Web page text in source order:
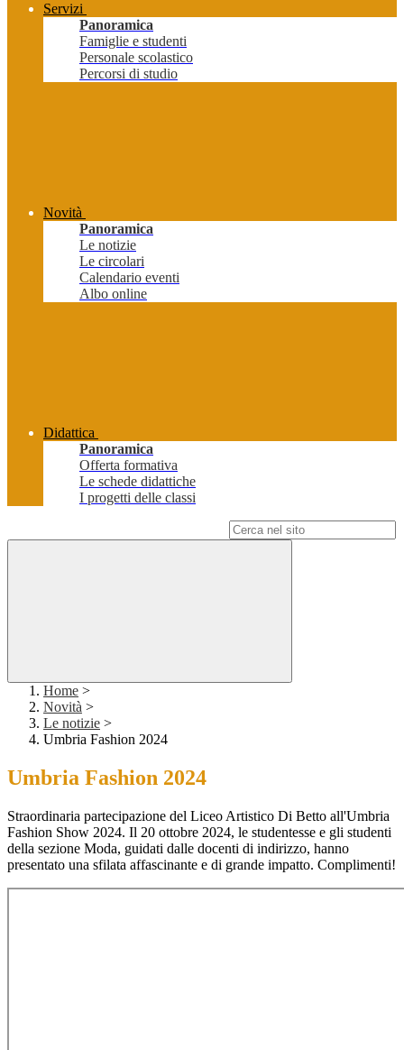
Servizi
Panoramica
Famiglie e studenti
Personale scolastico
Percorsi di studio
Novità
Panoramica
Le notizie
Le circolari
Calendario eventi
Albo online
Didattica
Panoramica
Offerta formativa
Le schede didattiche
I progetti delle classi
Home >
Novità >
Le notizie >
Umbria Fashion 2024
Umbria Fashion 2024
Straordinaria partecipazione del Liceo Artistico Di Betto all'Umbria
Fashion Show 2024. Il 20 ottobre 2024, le studentesse e gli studenti
della sezione Moda, guidati dalle docenti di indirizzo, hanno
presentato una sfilata affascinante e di grande impatto. Complimenti!